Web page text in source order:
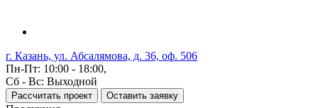
г. Казань, ул. Абсалямова, д. 36, оф. 506
Пн-Пт: 10:00 - 18:00,
Сб - Вс: Выходной
Рассчитать проект Оставить заявку